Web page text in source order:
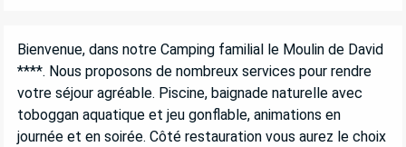
DESCRIPTION
Bienvenue, dans notre Camping familial le Moulin de David
****. Nous proposons de nombreux services pour rendre
votre séjour agréable. Piscine, baignade naturelle avec
toboggan aquatique et jeu gonflable, animations en
journée et en soirée. Côté restauration vous aurez le choix